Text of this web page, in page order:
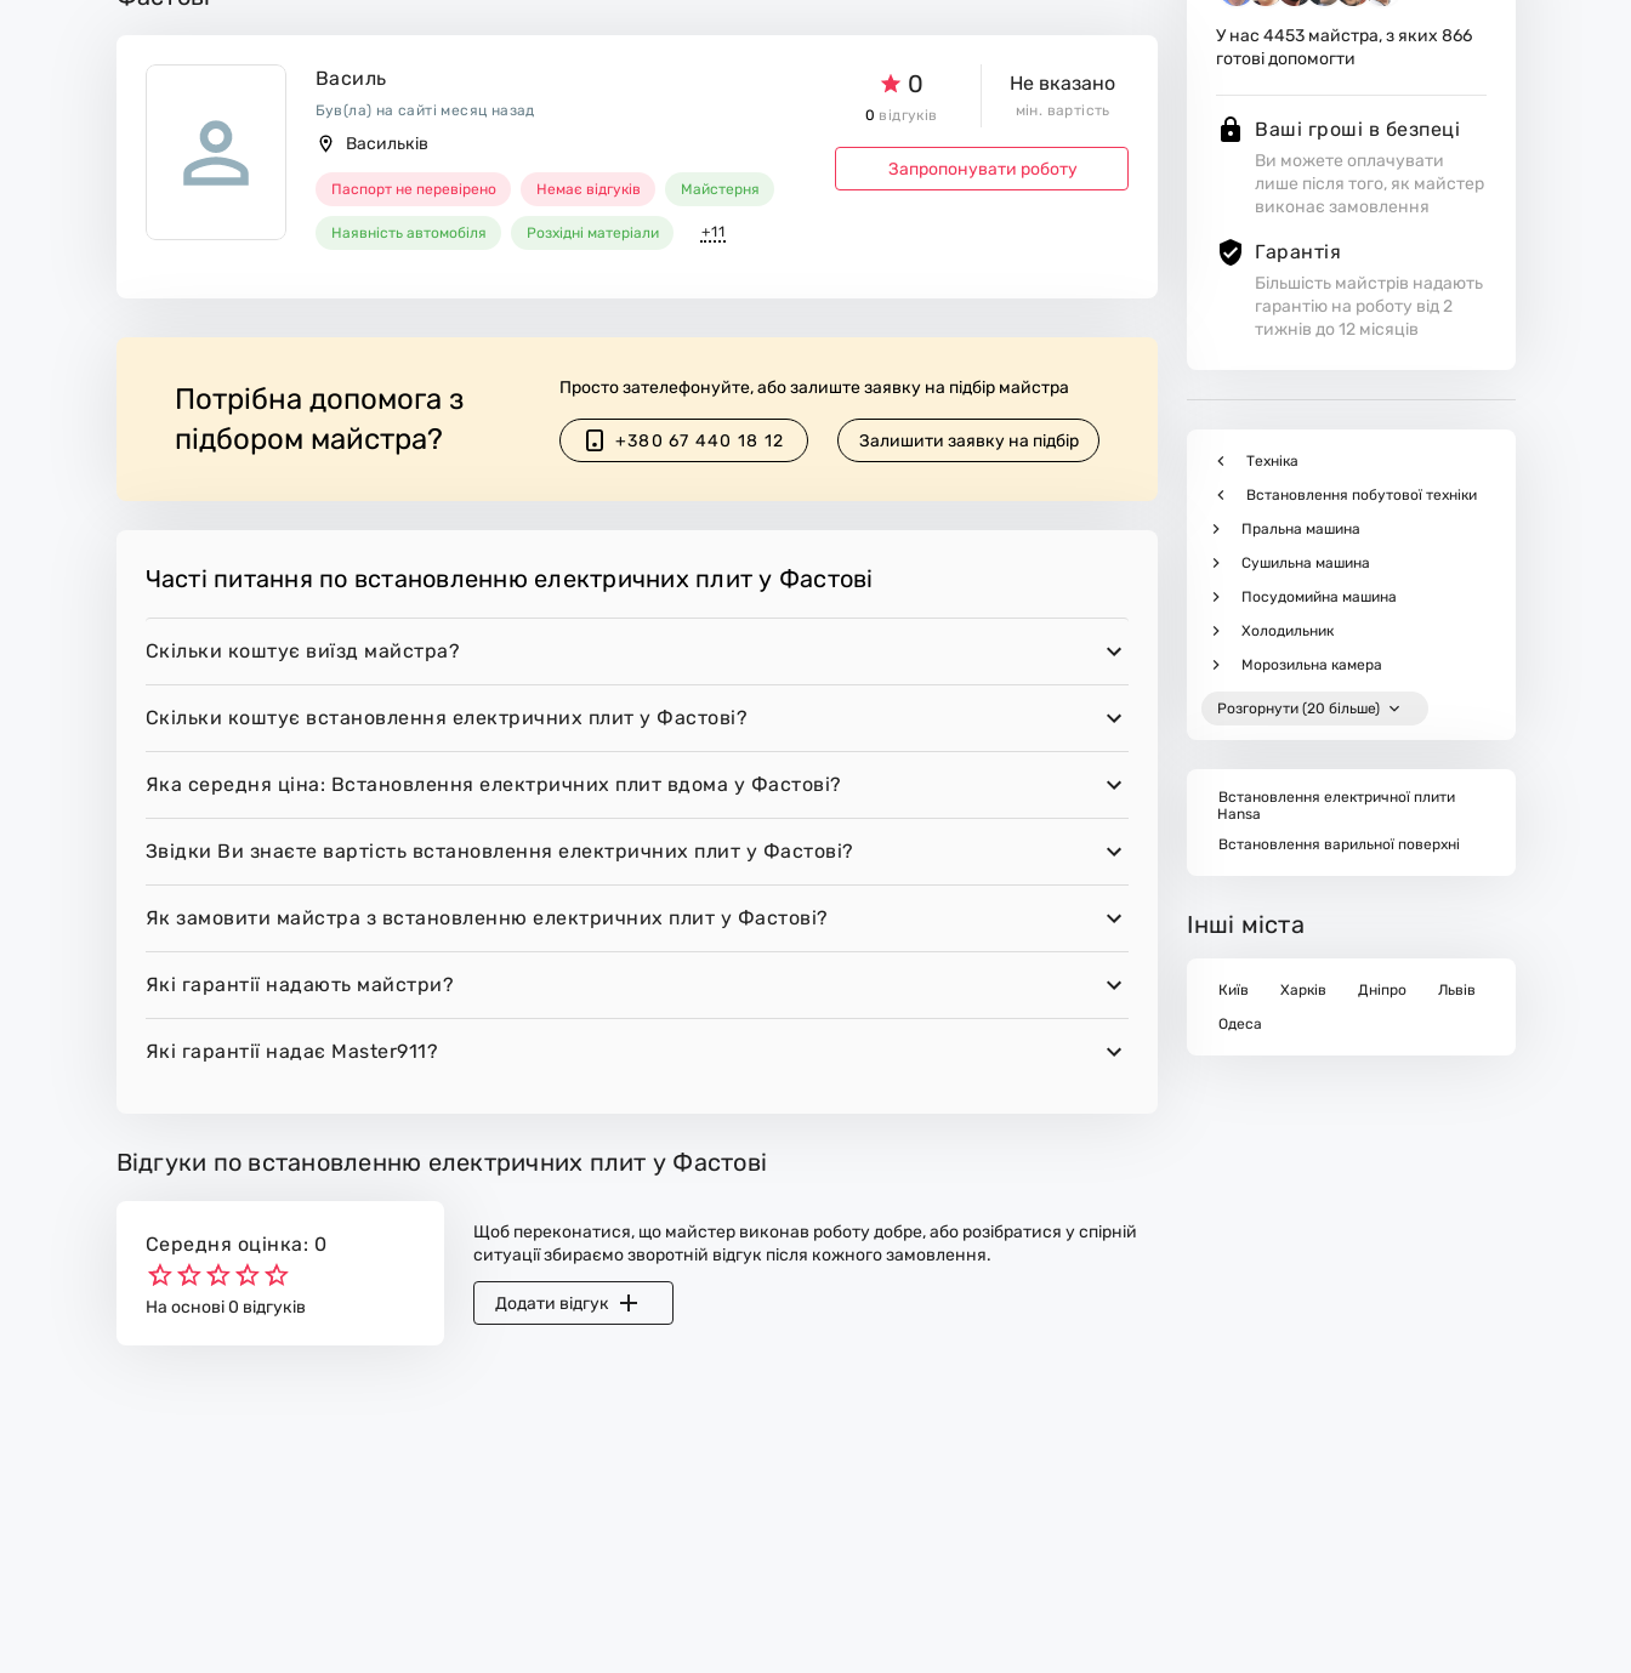
боче місце.
У нас4453 майстра, з яких866
готові допомогти
Ваші гроші в безпеці
Ви можете оплачувати
лише після того, як майстер
виконає замовлення
Гарантія
Більшість майстрів надають
гарантію на роботу від 2
тижнів до 12 місяців
Техніка
Встановлення побутової техніки
Пральна машина
Сушильна машина
Посудомийна машина
Холодильник
Морозильна камера
Розгорнути (20 більше)
Встановлення електричної плити
Hansa
Встановлення варильної поверхні
Інші міста
Київ Харків Дніпро
Львів
Одеса
Василь
Був(ла) на сайті месяц назад
Васильків
Паспорт не перевірено Немає відгуків Майстерня
Наявність автомобіля Розхідні матеріали +11
0
0 відгуків
Не вказано
мін. вартість
Запропонувати роботу
Потрібна допомога з
підбором майстра?
Просто зателефонуйте, або залиште заявку на підбір майстра
+380 67 440 18 12 Залишити заявку на підбір
Часті питання по встановленню електричних плит у Фастові
Скільки коштує виїзд майстра?
Скільки коштує встановлення електричних плит у Фастові?
Яка середня ціна: Встановлення електричних плит вдома у Фастові?
Звідки Ви знаєте вартість встановлення електричних плит у Фастові?
Як замовити майстра з встановленню електричних плит у Фастові?
Які гарантії надають майстри?
Які гарантії надає Master911?
Відгуки по встановленню електричних плит у Фастові
Середня оцінка: 0
На основі 0 відгуків
Щоб переконатися, що майстер виконав роботу добре, або розібратися у спірній
ситуації збираємо зворотній відгук після кожного замовлення.
Додати відгук